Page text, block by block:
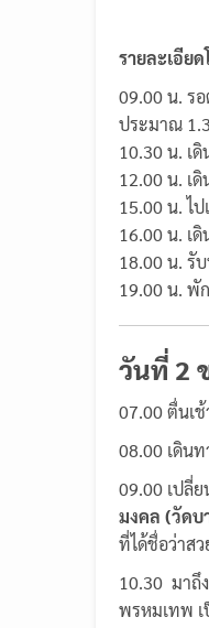
รายละเอีย
09.00 น. ร
ประมาณ
10.30 น. เ
12.00 น. เ
15.00 น. ไ
16.00 น. เ
18.00 น. รั
19.00 น. พั
วันที่ 2
07.00 ตื่นเ
08.00 เดิน
09.00 เปลี่
มงคล (วัดบ
ที่ได้ชื่อว่าส
10.30 มาถึ
พรหมเทพ เ